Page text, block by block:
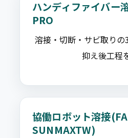
ハンディファイバー
PRO
溶接・切断・サビ取り
抑え後工程
協働ロボット溶接
SUNMAXTW)